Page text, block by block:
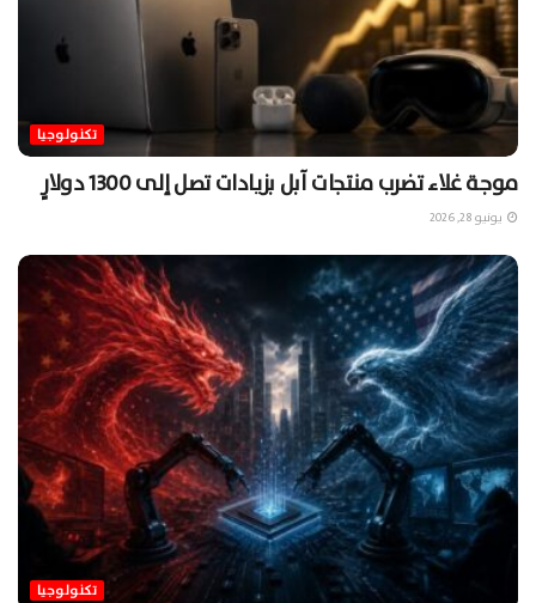
تكنولوجيا
موجة غلاء تضرب منتجات آبل بزيادات تصل إلى 1300 دولارٍ
يونيو 28, 2026
تكنولوجيا